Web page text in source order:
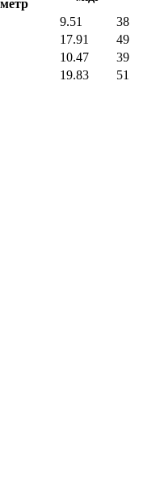
9.51
38
17.91
49
10.47
39
19.83 51